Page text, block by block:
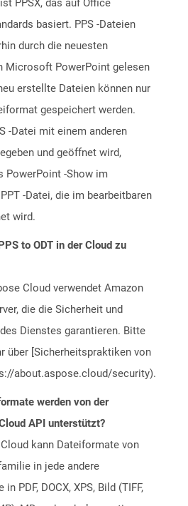
PPSX, das auf Office
basiert. PPS -Dateien
durch die neuesten
Microsoft PowerPoint gelesen
erstellte Dateien können nur
gespeichert werden.
-Datei mit einem anderen
und geöffnet wird,
PowerPoint -Show im
-Datei, die im bearbeitbaren
wird.
to ODT in der Cloud zu
Cloud verwendet Amazon
die die Sicherheit und
Dienstes garantieren. Bitte
über [Sicherheitspraktiken von
about.aspose.cloud/security).
werden von der
API unterstützt?
kann Dateiformate von
in jede andere
PDF, DOCX, XPS, Bild (TIFF,